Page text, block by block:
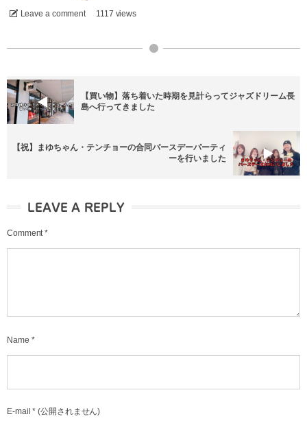
Leave a comment 1117 views
【買い物】落ち着いた時期を見計らってジャズドリーム長
島へ行ってきました
【祝】まゆちゃん・テンチョーの合同バースデーパーティ
ーを行いました
LEAVE A REPLY
Comment *
Name *
E-mail * (公開されません)